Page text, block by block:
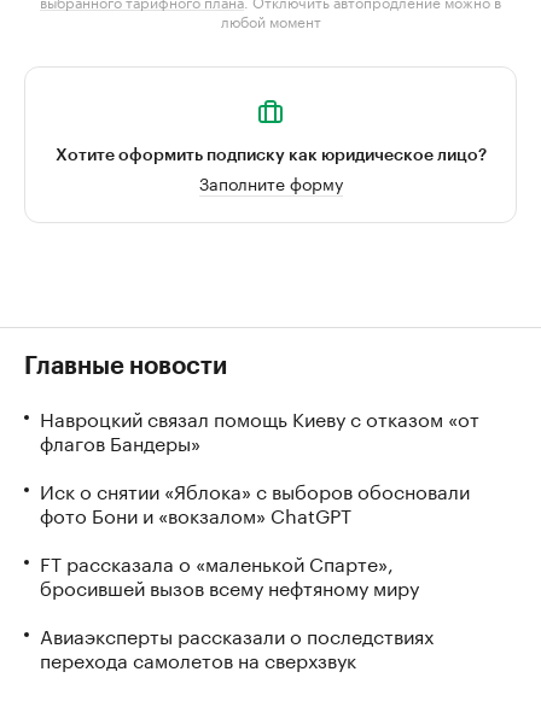
любой момент
Хотите оформить подписку как юридическое лицо?
Заполните форму
Главные новости
Навроцкий связал помощь Киеву с отказом «от
флагов Бандеры»
Иск о снятии «Яблока» с выборов обосновали
фото Бони и «вокзалом» ChatGPT
FT рассказала о «маленькой Спарте»,
бросившей вызов всему нефтяному миру
Авиаэксперты рассказали о последствиях
перехода самолетов на сверхзвук